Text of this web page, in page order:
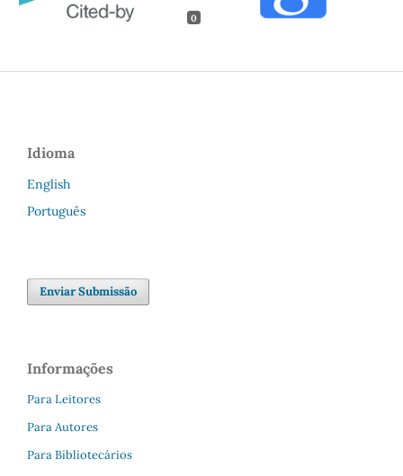
0
Idioma
English
Português
Enviar Submissão
Informações
Para Leitores
Para Autores
Para Bibliotecários